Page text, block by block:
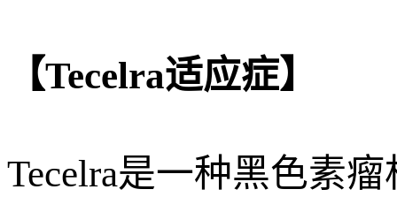
【Tecelra适应症】
Tecelra是一种黑色素